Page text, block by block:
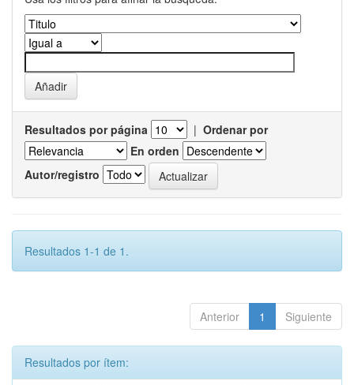
Resultados por página | Ordenar por
En orden
Autor/registro
Resultados 1-1 de 1.
Anterior 1 Siguiente
Resultados por ítem: